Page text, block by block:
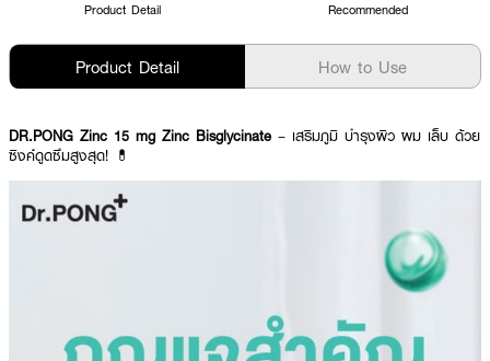
Product Detail Recommended
Product Detail How to Use
DR.PONG Zinc 15 mg Zinc Bisglycinate – เสริมภูมิ บำรุงผิว ผม เล็บ ด้วย
ซิงค์ดูดซึมสูงสุด! 💊